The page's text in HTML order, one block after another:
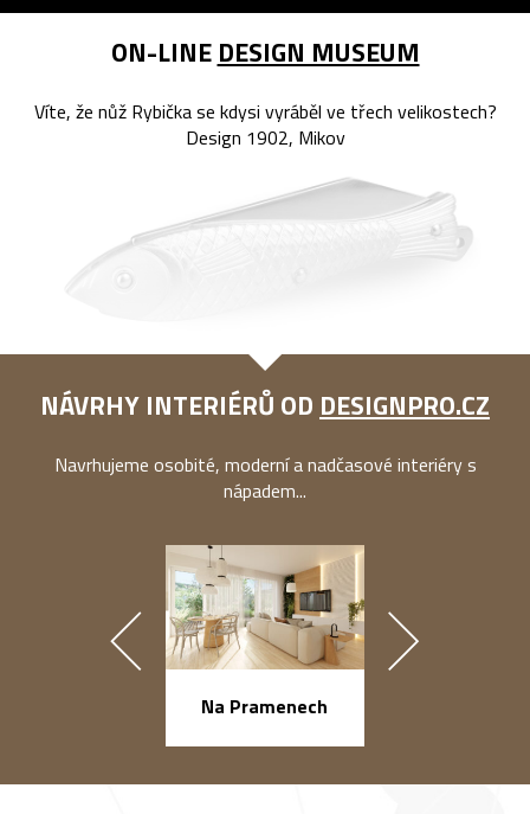
ON-LINE DESIGN MUSEUM
Víte, že nůž Rybička se kdysi vyráběl ve třech velikostech?
Design 1902, Mikov
NÁVRHY INTERIÉRŮ OD DESIGNPRO.CZ
Navrhujeme osobité, moderní a nadčasové interiéry s
nápadem...
Na Pramenech